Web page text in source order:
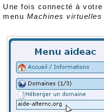
Une fois connecté à
menu Machines virtuelles